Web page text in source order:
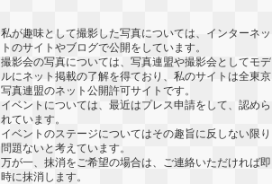
私が趣味として撮影した写真については、インターネッ
トのサイトやブログで公開をしています。
撮影会の写真については、写真連盟や撮影会としてモデ
ルにネット掲載の了解を得ており、私のサイトは全東京
写真連盟のネット公開許可サイトです。
イベントについては、最近はプレス申請をして、認めら
れています。
イベントのステージについてはその趣旨に反しない限り
問題ないと考えています。
万が一、抹消をご希望の場合は、ご連絡いただければ即
時に抹消します。